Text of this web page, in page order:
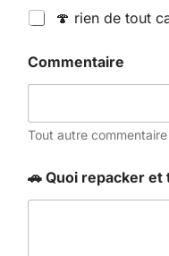
🍄 rien de tout
Commentaire
Tout autre
🚗 Quoi repacker